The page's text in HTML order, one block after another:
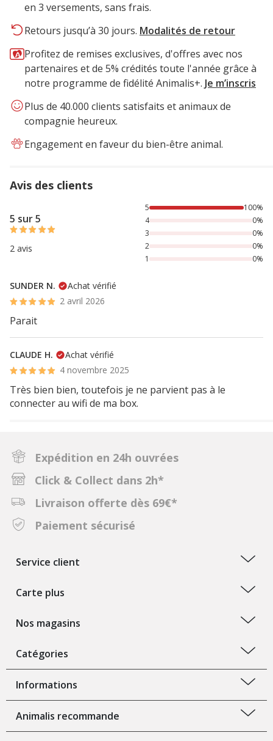
en 3 versements, sans frais.
Retours jusqu’à 30 jours. Modalités de retour
Profitez de remises exclusives, d'offres avec nos
partenaires et de 5% crédités toute l'année grâce à
notre programme de fidélité Animalis+. Je m’inscris
Plus de 40.000 clients satisfaits et animaux de
compagnie heureux.
Engagement en faveur du bien-être animal.
Avis des clients
5 sur 5
2 avis
100% des personnes lont noté avec {1} étoiles,
5
100%
4
0%
3
0%
2
0%
1
0%
SUNDER N.
Achat vérifié
2 avril 2026
Parait
CLAUDE H.
Achat vérifié
4 novembre 2025
Très bien bien, toutefois je ne parvient pas à le
connecter au wifi de ma box.
Expédition en 24h ouvrées
Click & Collect dans 2h*
Livraison offerte dès 69€*
Paiement sécurisé
Service client
Carte plus
Nos magasins
Catégories
Informations
Animalis recommande